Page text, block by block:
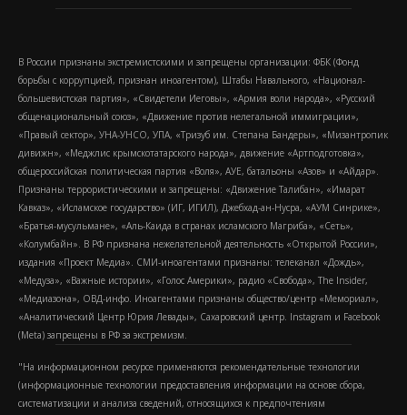
В России признаны экстремистскими и запрещены организации: ФБК (Фонд
борьбы с коррупцией, признан иноагентом), Штабы Навального, «Национал-
большевистская партия», «Свидетели Иеговы», «Армия воли народа», «Русский
общенациональный союз», «Движение против нелегальной иммиграции»,
«Правый сектор», УНА-УНСО, УПА, «Тризуб им. Степана Бандеры», «Мизантропик
дивижн», «Меджлис крымскотатарского народа», движение «Артподготовка»,
общероссийская политическая партия «Воля», АУЕ, батальоны «Азов» и «Айдар».
Признаны террористическими и запрещены: «Движение Талибан», «Имарат
Кавказ», «Исламское государство» (ИГ, ИГИЛ), Джебхад-ан-Нусра, «АУМ Синрике»,
«Братья-мусульмане», «Аль-Каида в странах исламского Магриба», «Сеть»,
«Колумбайн». В РФ признана нежелательной деятельность «Открытой России»,
издания «Проект Медиа». СМИ-иноагентами признаны: телеканал «Дождь»,
«Медуза», «Важные истории», «Голос Америки», радио «Свобода», The Insider,
«Медиазона», ОВД-инфо. Иноагентами признаны общество/центр «Мемориал»,
«Аналитический Центр Юрия Левады», Сахаровский центр. Instagram и Facebook
(Metа) запрещены в РФ за экстремизм.
"На информационном ресурсе применяются рекомендательные технологии
(информационные технологии предоставления информации на основе сбора,
систематизации и анализа сведений, относящихся к предпочтениям